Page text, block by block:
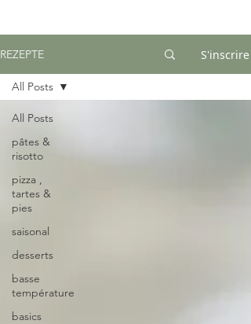
REZEPTE S'inscrire
All Posts
pâtes &
risotto
pizza ,
tartes &
pies
saisonal
desserts
basse
température
basics
All Posts